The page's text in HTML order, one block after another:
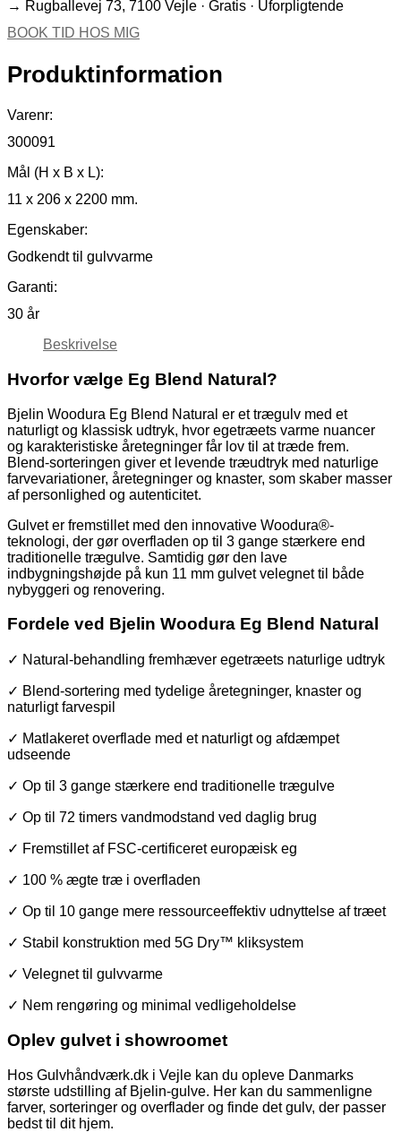
→ Rugballevej 73, 7100 Vejle · Gratis · Uforpligtende
BOOK TID HOS MIG
Produktinformation
Varenr:
300091
Mål (H x B x L):
11 x 206 x 2200 mm.
Egenskaber:
Godkendt til gulvvarme
Garanti:
30 år
Beskrivelse
Hvorfor vælge Eg Blend Natural?
Bjelin Woodura Eg Blend Natural er et trægulv med et
naturligt og klassisk udtryk, hvor egetræets varme nuancer
og karakteristiske åretegninger får lov til at træde frem.
Blend-sorteringen giver et levende træudtryk med naturlige
farvevariationer, åretegninger og knaster, som skaber masser
af personlighed og autenticitet.
Gulvet er fremstillet med den innovative Woodura®-
teknologi, der gør overfladen op til 3 gange stærkere end
traditionelle trægulve. Samtidig gør den lave
indbygningshøjde på kun 11 mm gulvet velegnet til både
nybyggeri og renovering.
Fordele ved Bjelin Woodura Eg Blend Natural
✓ Natural-behandling fremhæver egetræets naturlige udtryk
✓ Blend-sortering med tydelige åretegninger, knaster og
naturligt farvespil
✓ Matlakeret overflade med et naturligt og afdæmpet
udseende
✓ Op til 3 gange stærkere end traditionelle trægulve
✓ Op til 72 timers vandmodstand ved daglig brug
✓ Fremstillet af FSC-certificeret europæisk eg
✓ 100 % ægte træ i overfladen
✓ Op til 10 gange mere ressourceeffektiv udnyttelse af træet
✓ Stabil konstruktion med 5G Dry™ kliksystem
✓ Velegnet til gulvvarme
✓ Nem rengøring og minimal vedligeholdelse
Oplev gulvet i showroomet
Hos Gulvhåndværk.dk i Vejle kan du opleve Danmarks
største udstilling af Bjelin-gulve. Her kan du sammenligne
farver, sorteringer og overflader og finde det gulv, der passer
bedst til dit hjem.